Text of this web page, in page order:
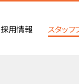
採用情報 スタッフ